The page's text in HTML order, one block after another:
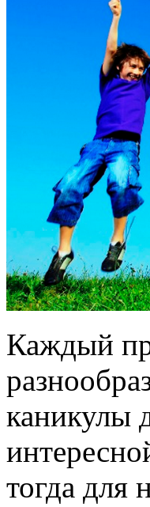
Каждый
каникулы
тогда для